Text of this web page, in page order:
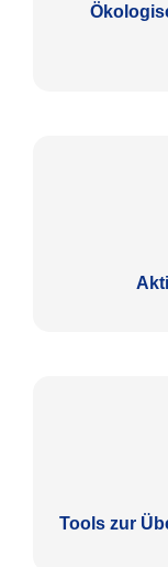
Tools zur